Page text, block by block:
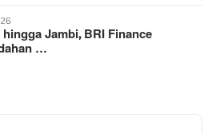
Jambi, BRI Finance
…